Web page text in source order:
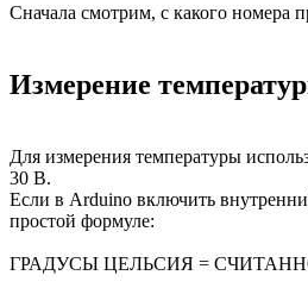
Сначала смотрим, с какого
Измерение
Для измерения температуры
30 В.
Если в Arduino включить
простой формуле:
ГРАДУСЫ ЦЕЛЬСИЯ =